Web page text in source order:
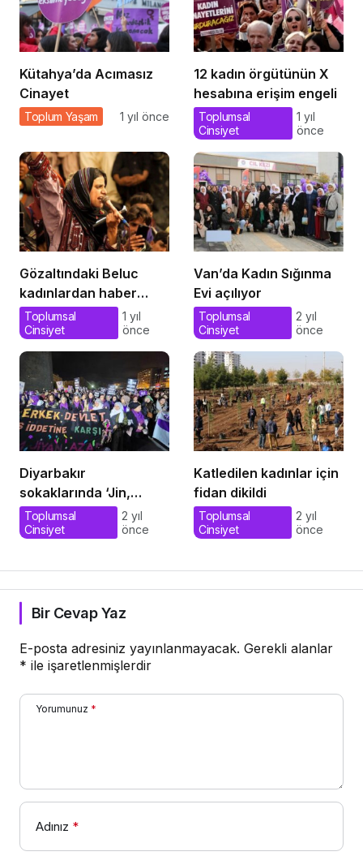
Kütahya’da Acımasız
Cinayet
Toplum Yaşam 1 yıl önce
12 kadın örgütünün X
hesabına erişim engeli
Toplumsal
Cinsiyet
1 yıl
önce
Gözaltındaki Beluc
kadınlardan haber
alınamıyor
Toplumsal
Cinsiyet
1 yıl
önce
Van’da Kadın Sığınma
Evi açılıyor
Toplumsal
Cinsiyet
2 yıl
önce
Diyarbakır
sokaklarında ‘Jin,
Jiyan, Azadi’ sloganları
Toplumsal
Cinsiyet
2 yıl
önce
Katledilen kadınlar için
fidan dikildi
Toplumsal
Cinsiyet
2 yıl
önce
Bir Cevap Yaz
E-posta adresiniz yayınlanmayacak. Gerekli alanlar
* ile işaretlenmişlerdir
Yorumunuz *
Adınız *